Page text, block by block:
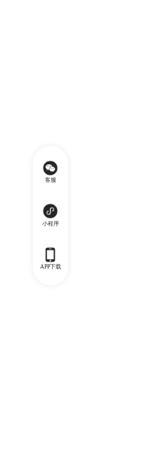
客服
小程序
APP下载